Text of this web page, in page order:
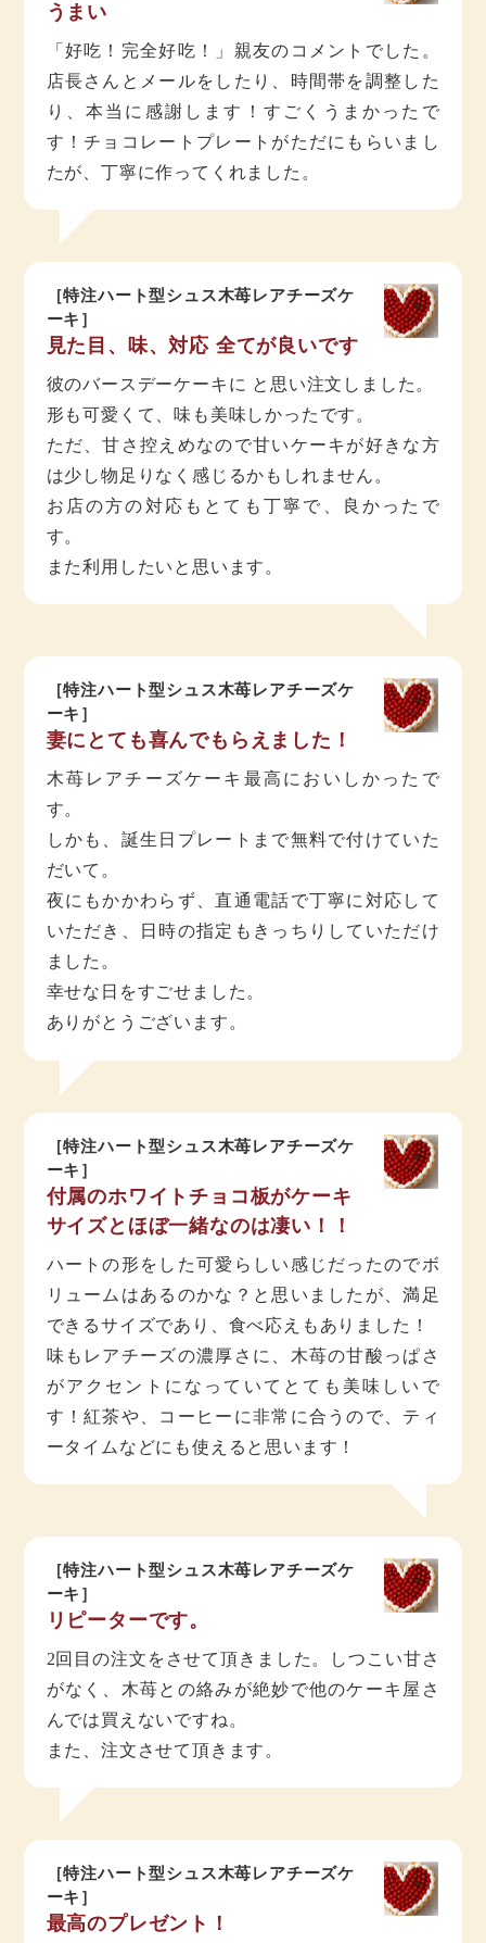
うまい
「好吃！完全好吃！」親友のコメントでした。
店長さんとメールをしたり、時間帯を調整した
り、本当に感謝します！すごくうまかったで
す！チョコレートプレートがただにもらいまし
たが、丁寧に作ってくれました。
［特注ハート型シュス木苺レアチーズケ
ーキ］
見た目、味、対応 全てが良いです
彼のバースデーケーキに と思い注文しました。
形も可愛くて、味も美味しかったです。
ただ、甘さ控えめなので甘いケーキが好きな方
は少し物足りなく感じるかもしれません。
お店の方の対応もとても丁寧で、良かったで
す。
また利用したいと思います。
［特注ハート型シュス木苺レアチーズケ
ーキ］
妻にとても喜んでもらえました！
木苺レアチーズケーキ最高においしかったで
す。
しかも、誕生日プレートまで無料で付けていた
だいて。
夜にもかかわらず、直通電話で丁寧に対応して
いただき、日時の指定もきっちりしていただけ
ました。
幸せな日をすごせました。
ありがとうございます。
［特注ハート型シュス木苺レアチーズケ
ーキ］
付属のホワイトチョコ板がケーキ
サイズとほぼ一緒なのは凄い！！
ハートの形をした可愛らしい感じだったのでボ
リュームはあるのかな？と思いましたが、満足
できるサイズであり、食べ応えもありました！
味もレアチーズの濃厚さに、木苺の甘酸っぱさ
がアクセントになっていてとても美味しいで
す！紅茶や、コーヒーに非常に合うので、ティ
ータイムなどにも使えると思います！
［特注ハート型シュス木苺レアチーズケ
ーキ］
リピーターです。
2回目の注文をさせて頂きました。しつこい甘さ
がなく、木苺との絡みが絶妙で他のケーキ屋さ
んでは買えないですね。
また、注文させて頂きます。
［特注ハート型シュス木苺レアチーズケ
ーキ］
最高のプレゼント！